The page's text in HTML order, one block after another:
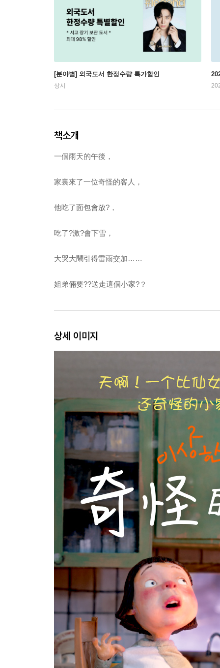
[분야별] 외국도서 한정수량 특가할인
상시
책소개
一個雨天的午後，
家裏來了一位奇怪的客人，
他吃了面包會放?，
吃了?激?會下雪，
大哭大鬧引得雷雨交加……
姐弟倆要??送走這個小家?？
상세 이미지